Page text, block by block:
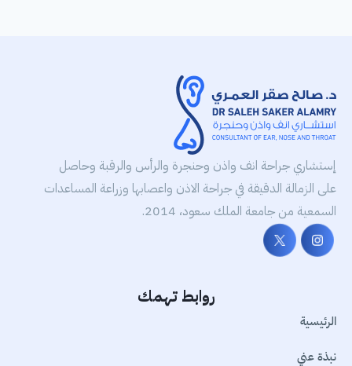
إستشاري جراحة انف واذن وحنجرة والرأس والرقبة وحاصل
على الزمالة الدقيقة في جراحة الاذن واعصابها وزراعة المساعدات
السمعية من جامعة الملك سعود، 2014.
روابط تهمك
الرئيسية
نبذة عني